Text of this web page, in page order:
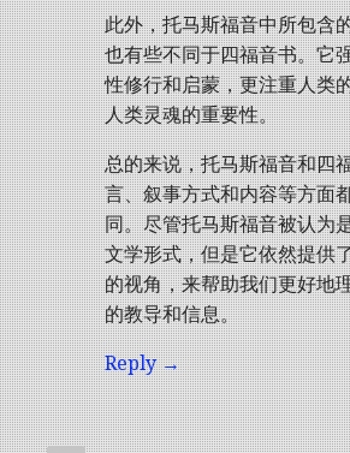
此外，托马斯福音中所包含
也有些不同于四福音书。它
性修行和启蒙，更注重人类
人类灵魂的重要性。
总的来说，托马斯福音和四
言、叙事方式和内容等方面
同。尽管托马斯福音被认为
文学形式，但是它依然提供
的视角，来帮助我们更好地
的教导和信息。
Reply